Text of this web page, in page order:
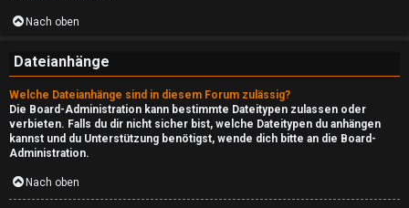
Nach oben
Dateianhänge
Welche Dateianhänge sind in diesem Forum zulässig?
Die Board-Administration kann bestimmte Dateitypen zulassen oder
verbieten. Falls du dir nicht sicher bist, welche Dateitypen du anhängen
kannst und du Unterstützung benötigst, wende dich bitte an die Board-
Administration.
Nach oben
↳
A
t
m
o